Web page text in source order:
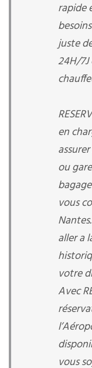
rapide
juste
24H/
en
ou
vous
aller a
votre
Avec
vous